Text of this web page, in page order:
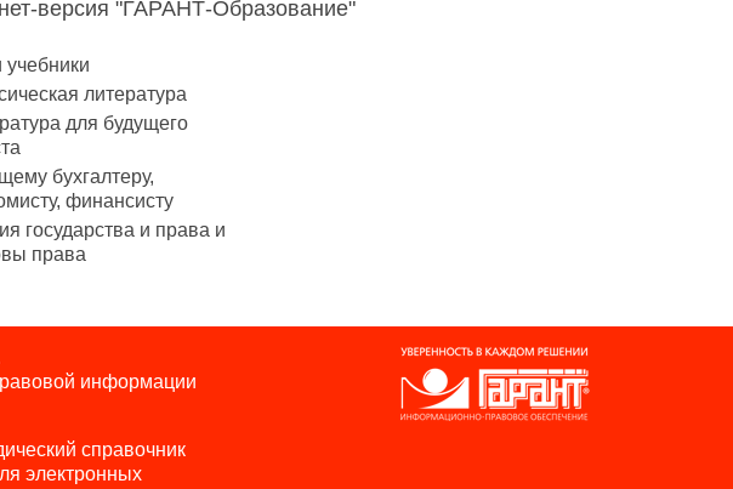
версия "ГАРАНТ-Образование"
учебники
литература
для будущего
бухгалтеру,
финансисту
государства и права и
права
информации
справочник
электронных